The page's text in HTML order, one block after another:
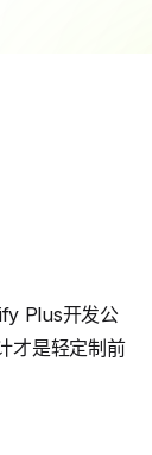
Plus开发公
才是轻定制前